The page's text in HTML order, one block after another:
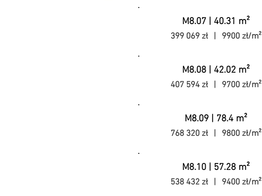
M8.07 | 40.31 m²
399 069 zł | 9900 zł/m²
M8.08 | 42.02 m²
407 594 zł | 9700 zł/m²
M8.09 | 78.4 m²
768 320 zł | 9800 zł/m²
M8.10 | 57.28 m²
538 432 zł | 9400 zł/m²